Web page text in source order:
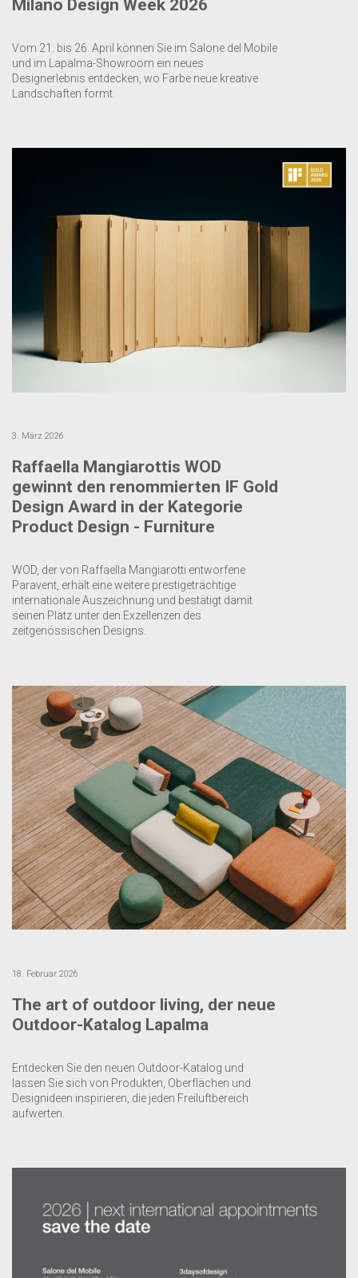
Milano Design Week 2026
Vom 21. bis 26. April können Sie im Salone del Mobile
und im Lapalma-Showroom ein neues
Designerlebnis entdecken, wo Farbe neue kreative
Landschaften formt.
3. März 2026
Raffaella Mangiarottis WOD
gewinnt den renommierten IF Gold
Design Award in der Kategorie
Product Design - Furniture
WOD, der von Raffaella Mangiarotti entworfene
Paravent, erhält eine weitere prestigeträchtige
internationale Auszeichnung und bestätigt damit
seinen Platz unter den Exzellenzen des
zeitgenössischen Designs.
18. Februar 2026
The art of outdoor living, der neue
Outdoor-Katalog Lapalma
Entdecken Sie den neuen Outdoor-Katalog und
lassen Sie sich von Produkten, Oberflächen und
Designideen inspirieren, die jeden Freiluftbereich
aufwerten.